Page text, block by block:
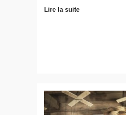
Lire la suite